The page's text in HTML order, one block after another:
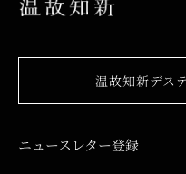
温故知新デス
ニュースレター登録